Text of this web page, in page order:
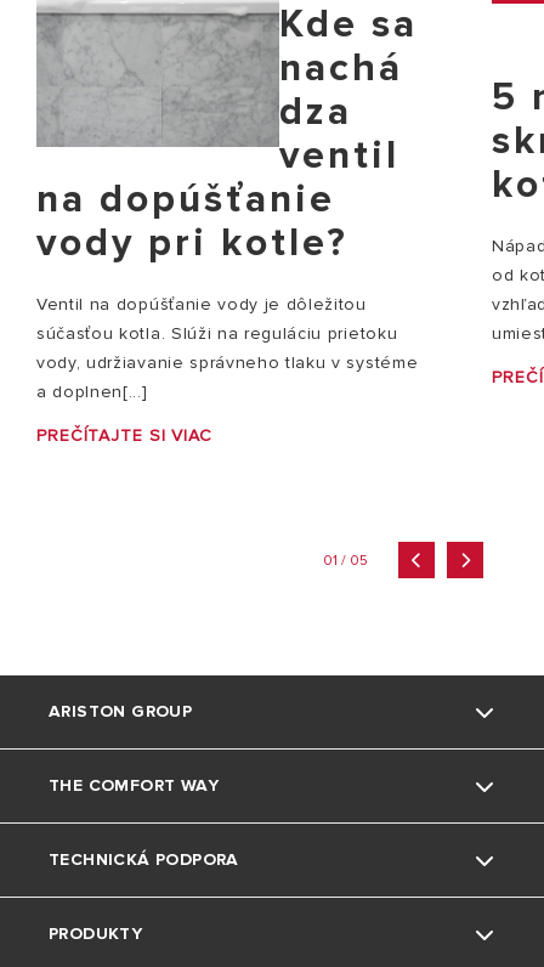
Kde sa
nachá
dza
ventil
na dopúšťanie
vody pri kotle?
Ventil na dopúšťanie vody je dôležitou
súčasťou kotla. Slúži na reguláciu prietoku
vody, udržiavanie správneho tlaku v systéme
a doplnen[...]
PREČÍTAJTE SI VIAC
5
od
01 / 05
ARISTON GROUP
Kto sme
Skupina
Pobočky Ariston SK
THE COMFORT WAY
Triky a tipy
Bývanie
TECHNICKÁ PODPORA
Kontaktujte nás
PRODUKTY